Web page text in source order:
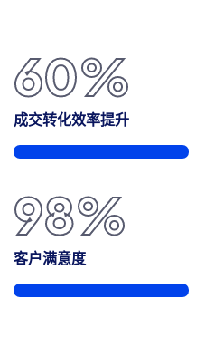
60%
成交转化效率提升
98%
客户满意度